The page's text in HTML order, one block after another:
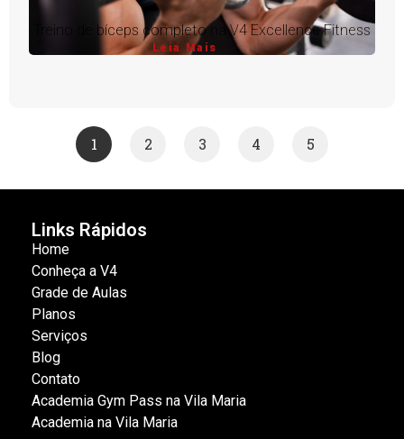
Treino de bíceps completo na V4 Excellence Fitness
Leia Mais
1 2 3 4 5
Links Rápidos
Home
Conheça a V4
Grade de Aulas
Planos
Serviços
Blog
Contato
Academia Gym Pass na Vila Maria
Academia na Vila Maria